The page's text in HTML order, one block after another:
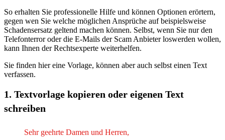
So erhalten Sie professionelle Hilfe und können Optionen erörtern,
gegen wen Sie welche möglichen Ansprüche auf beispielsweise
Schadensersatz geltend machen können. Selbst, wenn Sie nur den
Telefonterror oder die E-Mails der Scam Anbieter loswerden wollen,
kann Ihnen der Rechtsexperte weiterhelfen.
Sie finden hier eine Vorlage, können aber auch selbst einen Text
verfassen.
1. Textvorlage kopieren oder eigenen Text
schreiben​
Sehr geehrte Damen und Herren,